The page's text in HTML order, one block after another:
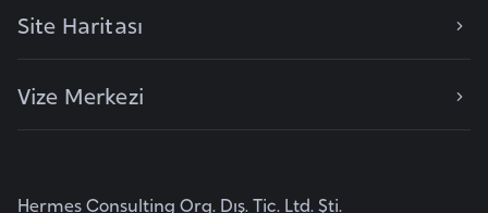
Site Haritası
Vize Merkezi
Hermes Consulting Org. Dış. Tic. Ltd. Şti.
D
r